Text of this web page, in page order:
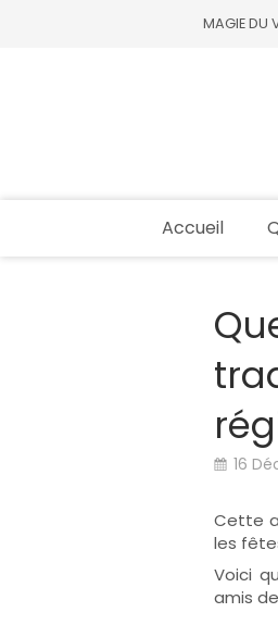
MAGIE DU
Accueil
16
Cette
les
Voici
amis